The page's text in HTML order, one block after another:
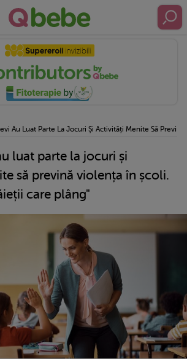
Au Luat Parte La Jocuri Și Activități Menite Să
luat parte la jocuri și
să prevină violența în școli.
care plâng"